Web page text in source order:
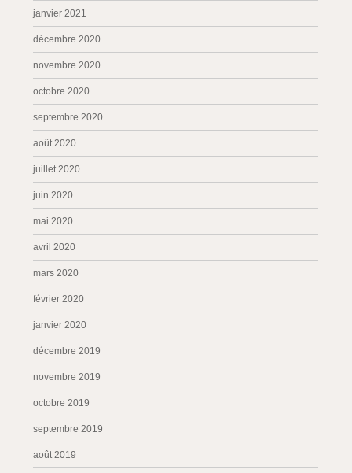
janvier 2021
décembre 2020
novembre 2020
octobre 2020
septembre 2020
août 2020
juillet 2020
juin 2020
mai 2020
avril 2020
mars 2020
février 2020
janvier 2020
décembre 2019
novembre 2019
octobre 2019
septembre 2019
août 2019